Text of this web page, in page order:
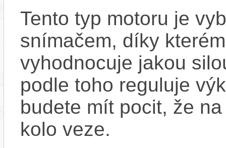
Tento typ motoru je
snímačem, díky
vyhodnocuje jakou
podle toho reguluje
budete mít pocit, že
kolo veze.